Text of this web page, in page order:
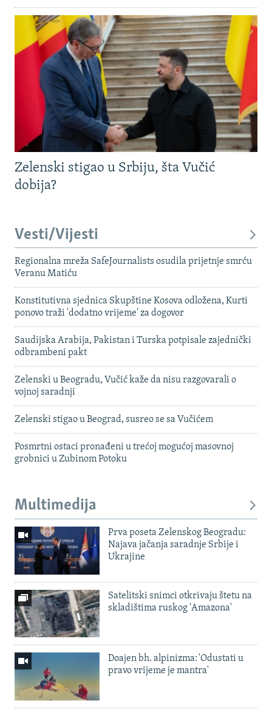
Zelenski stigao u Srbiju, šta Vučić
dobija?
Vesti/Vijesti
Regionalna mreža SafeJournalists osudila prijetnje smrću
Veranu Matiću
Konstitutivna sjednica Skupštine Kosova odložena, Kurti
ponovo traži 'dodatno vrijeme' za dogovor
Saudijska Arabija, Pakistan i Turska potpisale zajednički
odbrambeni pakt
Zelenski u Beogradu, Vučić kaže da nisu razgovarali o
vojnoj saradnji
Zelenski stigao u Beograd, susreo se sa Vučićem
Posmrtni ostaci pronađeni u trećoj mogućoj masovnoj
grobnici u Zubinom Potoku
Multimedija
Prva poseta Zelenskog Beogradu:
Najava jačanja saradnje Srbije i
Ukrajine
Satelitski snimci otkrivaju štetu na
skladištima ruskog 'Amazona'
Doajen bh. alpinizma: 'Odustati u
pravo vrijeme je mantra'